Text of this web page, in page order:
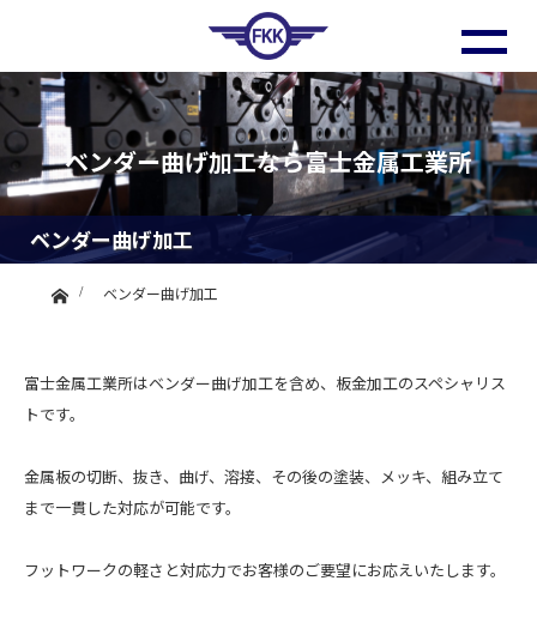
ベンダー曲げ加工なら富士金属工業所
ベンダー曲げ加工
ホームベンダー曲げ加工
富士金属工業所はベンダー曲げ加工を含め、板金加工のスペシャリス
トです。
金属板の切断、抜き、曲げ、溶接、その後の塗装、メッキ、組み立て
まで一貫した対応が可能です。
フットワークの軽さと対応力でお客様のご要望にお応えいたします。